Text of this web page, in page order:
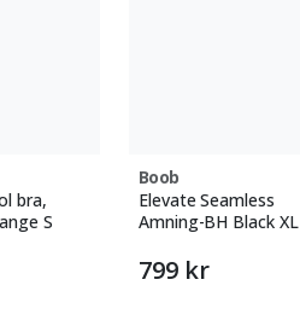
bra,
S
Boob
Elevate Seamless
Amning-BH Black XL
799 kr